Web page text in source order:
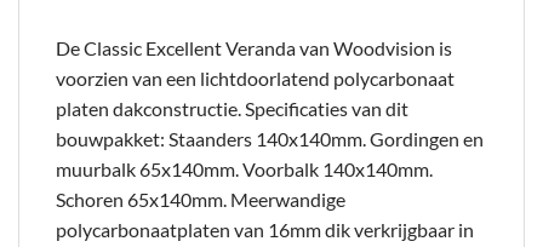
De Classic Excellent Veranda van Woodvision is
voorzien van een lichtdoorlatend polycarbonaat
platen dakconstructie. Specificaties van dit
bouwpakket: Staanders 140x140mm. Gordingen en
muurbalk 65x140mm. Voorbalk 140x140mm.
Schoren 65x140mm. Meerwandige
polycarbonaatplaten van 16mm dik verkrijgbaar in